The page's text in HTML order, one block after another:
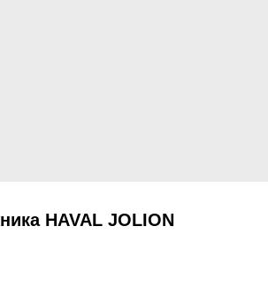
HAVAL JOLION